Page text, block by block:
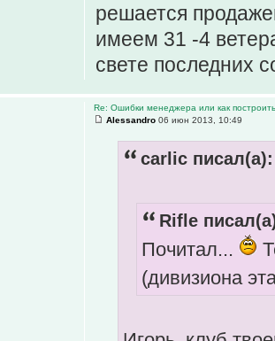
решается
имеем 31 -4
свете последних
Re: Ошибки менеджера или как построить
Alessandro 06 июн 2013, 10:49
carlic писал(а):
Rifle
Почитал...
(дивизиона